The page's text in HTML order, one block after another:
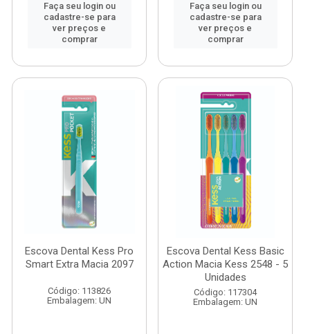
Faça seu login ou
cadastre-se para
ver preços e
comprar
Faça seu login ou
cadastre-se para
ver preços e
comprar
Escova Dental Kess Pro
Smart Extra Macia 2097
Código: 113826
Embalagem: UN
Escova Dental Kess Basic
Action Macia Kess 2548 - 5
Unidades
Código: 117304
Embalagem: UN